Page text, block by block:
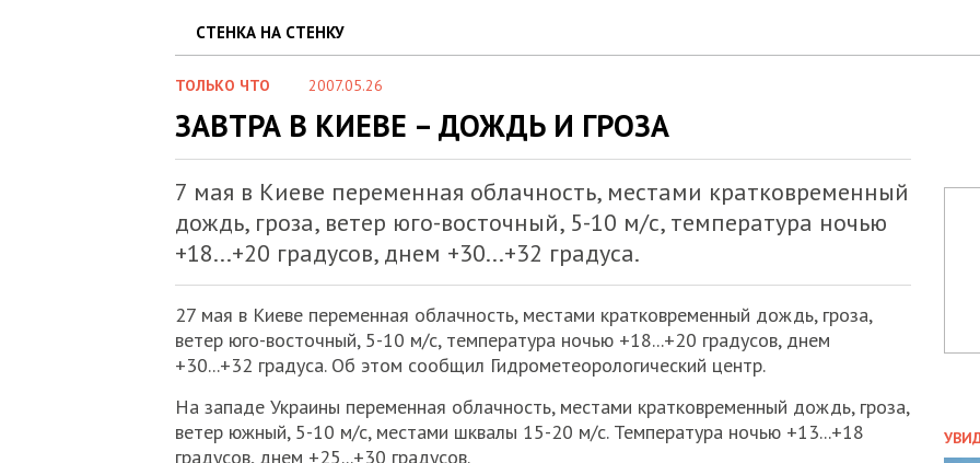
СТЕНКА НА СТЕНКУ
ТОЛЬКО ЧТО 2007.05.26
ЗАВТРА В КИЕВЕ – ДОЖДЬ И ГРОЗА
7 мая в Киеве переменная облачность, местами кратковременный
дождь, гроза, ветер юго-восточный, 5-10 м/с, температура ночью
+18...+20 градусов, днем +30...+32 градуса.
27 мая в Киеве переменная облачность, местами кратковременный дождь, гроза,
ветер юго-восточный, 5-10 м/с, температура ночью +18...+20 градусов, днем
+30...+32 градуса. Об этом сообщил Гидрометеорологический центр.
На западе Украины переменная облачность, местами кратковременный дождь, гроза,
ветер южный, 5-10 м/с, местами шквалы 15-20 м/с. Температура ночью +13...+18
градусов, днем +25...+30 градусов.